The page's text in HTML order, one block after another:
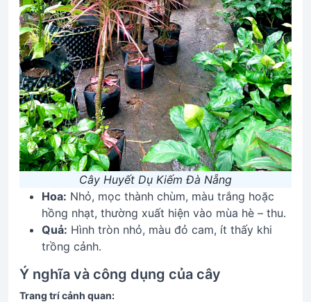
Cây Huyết Dụ Kiếm Đà Nẵng
Hoa: Nhỏ, mọc thành chùm, màu trắng hoặc
hồng nhạt, thường xuất hiện vào mùa hè – thu.
Quả: Hình tròn nhỏ, màu đỏ cam, ít thấy khi
trồng cảnh.
Ý nghĩa và công dụng của cây
Trang trí cảnh quan: